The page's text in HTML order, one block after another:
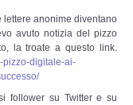
anonime diventano
avuto notizia del pizzo
la troate a questo link.
pizzo-digitale-ai-
follower su Twitter e su